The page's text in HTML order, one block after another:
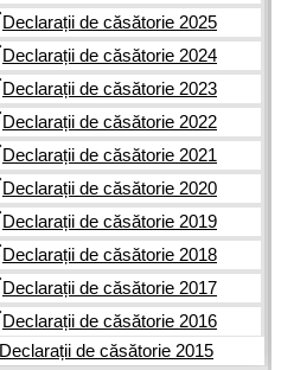
Declarații de căsătorie 2025
Declarații de căsătorie 2024
Declarații de căsătorie 2023
Declarații de căsătorie 2022
Declarații de căsătorie 2021
Declarații de căsătorie 2020
Declarații de căsătorie 2019
Declarații de căsătorie 2018
Declarații de căsătorie 2017
Declarații de căsătorie 2016
Declarații de căsătorie 2015